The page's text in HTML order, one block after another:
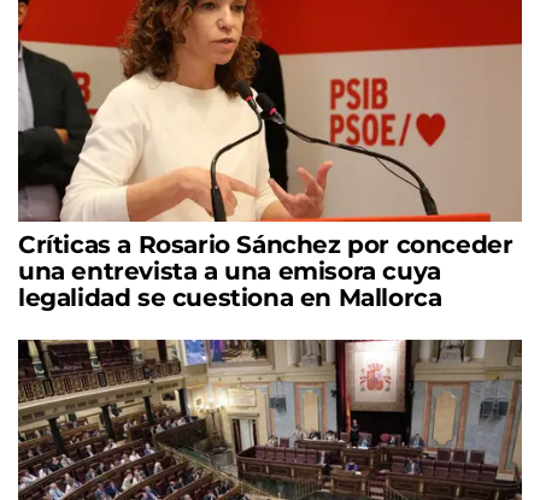
Críticas a Rosario Sánchez por conceder
una entrevista a una emisora cuya
legalidad se cuestiona en Mallorca